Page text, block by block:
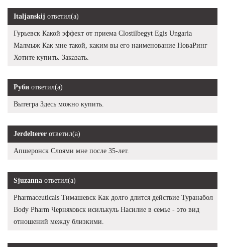
Italjanskij ответил(а)
Гурьевск Какой эффект от приема Clostilbegyt Egis Ungaria
Малмыж Как мне такой, каким вы его наименование НоваРинг
Хотите купить. Заказать.
Руби ответил(а)
Вытегра Здесь можно купить.
Jerdelterer ответил(а)
Апшеронск Слоями мне после 35-лет.
Sjuzanna ответил(а)
Pharmaceuticals Тимашевск Как долго длится действие Туранабол
Body Pharm Черняховск исилькуль Насилие в семье - это вид
отношений между близкими.